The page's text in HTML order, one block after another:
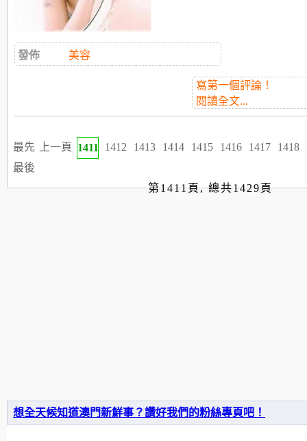
發佈 美容
寫第一個評論！
閱讀全文...
最先 上一頁 1411 1412 1413 1414 1415 1416 1417 1418
最後
第1411頁, 總共1429頁
想全天候知道澳門新鮮事？讚好我們的粉絲專頁吧！